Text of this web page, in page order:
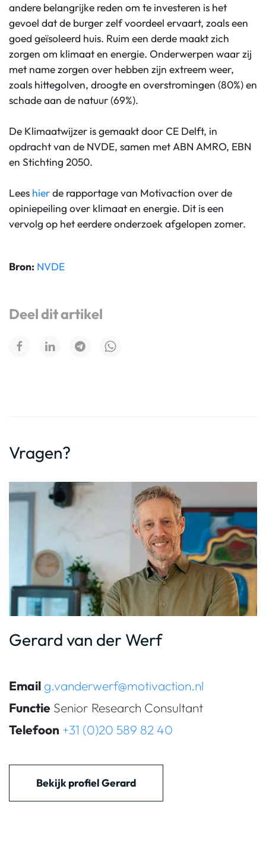
andere belangrijke reden om te investeren is het
gevoel dat de burger zelf voordeel ervaart, zoals een
goed geïsoleerd huis. Ruim een derde maakt zich
zorgen om klimaat en energie. Onderwerpen waar zij
met name zorgen over hebben zijn extreem weer,
zoals hittegolven, droogte en overstromingen (80%) en
schade aan de natuur (69%).
De Klimaatwijzer is gemaakt door CE Delft, in
opdracht van de NVDE, samen met ABN AMRO, EBN
en Stichting 2050.
Lees hierde rapportage van Motivaction over de
opiniepeiling over klimaat en energie. Dit is een
vervolg op het eerdere onderzoek afgelopen zomer.
Bron: NVDE
Deel dit artikel
Vragen?
Gerard van der Werf
Email g.vanderwerf@motivaction.nl
Functie Senior Research Consultant
Telefoon +31 (0)20 589 82 40
Bekijk profiel Gerard